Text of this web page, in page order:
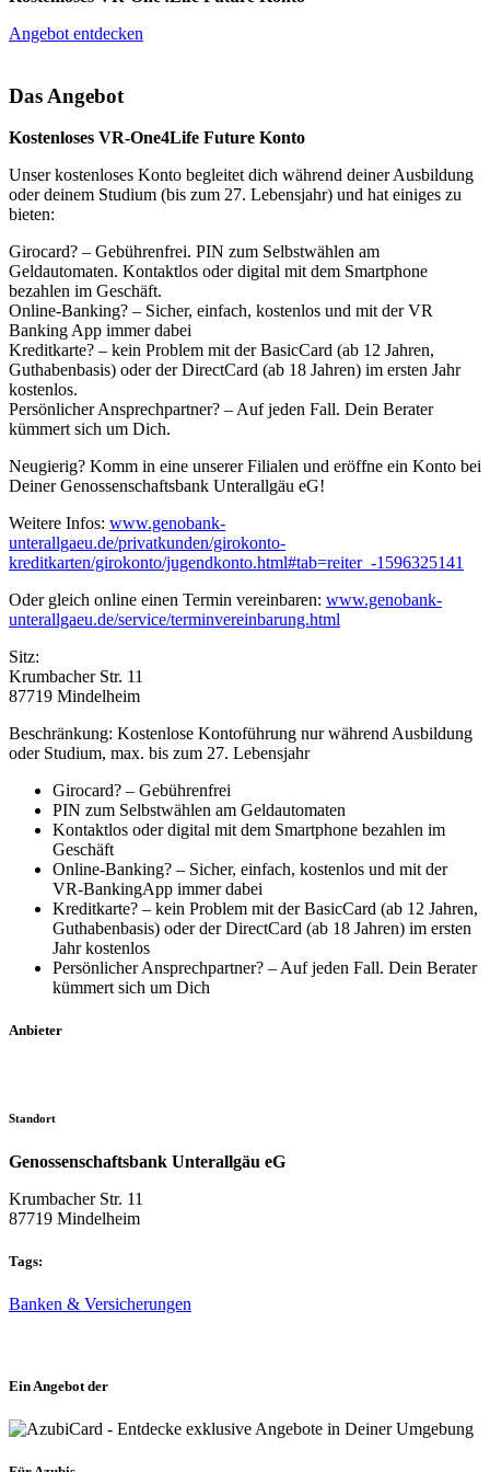
Angebot entdecken
Das Angebot
Kostenloses VR-One4Life Future Konto
Unser kostenloses Konto begleitet dich während deiner Ausbildung
oder deinem Studium (bis zum 27. Lebensjahr) und hat einiges zu
bieten:
Girocard? – Gebührenfrei. PIN zum Selbstwählen am
Geldautomaten. Kontaktlos oder digital mit dem Smartphone
bezahlen im Geschäft.
Online-Banking? – Sicher, einfach, kostenlos und mit der VR
Banking App immer dabei
Kreditkarte? – kein Problem mit der BasicCard (ab 12 Jahren,
Guthabenbasis) oder der DirectCard (ab 18 Jahren) im ersten Jahr
kostenlos.
Persönlicher Ansprechpartner? – Auf jeden Fall. Dein Berater
kümmert sich um Dich.
Neugierig? Komm in eine unserer Filialen und eröffne ein Konto bei
Deiner Genossenschaftsbank Unterallgäu eG!
Weitere Infos: www.genobank-
unterallgaeu.de/privatkunden/girokonto-
kreditkarten/girokonto/jugendkonto.html#tab=reiter_-1596325141
Oder gleich online einen Termin vereinbaren: www.genobank-
unterallgaeu.de/service/terminvereinbarung.html
Sitz:
Krumbacher Str. 11
87719 Mindelheim
Beschränkung: Kostenlose Kontoführung nur während Ausbildung
oder Studium, max. bis zum 27. Lebensjahr
Girocard? – Gebührenfrei
PIN zum Selbstwählen am Geldautomaten
Kontaktlos oder digital mit dem Smartphone bezahlen im
Geschäft
Online-Banking? – Sicher, einfach, kostenlos und mit der
VR-BankingApp immer dabei
Kreditkarte? – kein Problem mit der BasicCard (ab 12 Jahren,
Guthabenbasis) oder der DirectCard (ab 18 Jahren) im ersten
Jahr kostenlos
Persönlicher Ansprechpartner? – Auf jeden Fall. Dein Berater
kümmert sich um Dich
Anbieter
Standort
Genossenschaftsbank Unterallgäu eG
Krumbacher Str. 11
87719 Mindelheim
Tags:
Banken & Versicherungen
Ein Angebot der